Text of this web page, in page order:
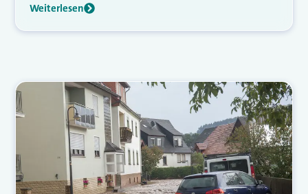
Weiterlesen